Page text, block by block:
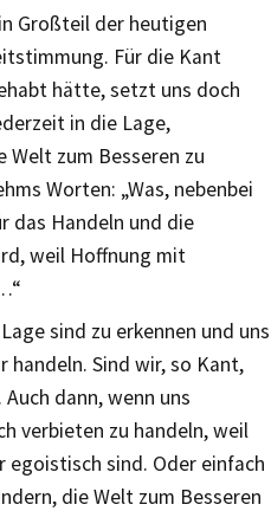
Großteil der heutigen
Für die Kant
hätte, setzt uns doch
in die Lage,
Welt zum Besseren zu
Worten: „Was, nebenbei
das Handeln und die
weil Hoffnung mit
sind zu erkennen und uns
handeln. Sind wir, so Kant,
dann, wenn uns
verbieten zu handeln, weil
egoistisch sind. Oder einfach
die Welt zum Besseren